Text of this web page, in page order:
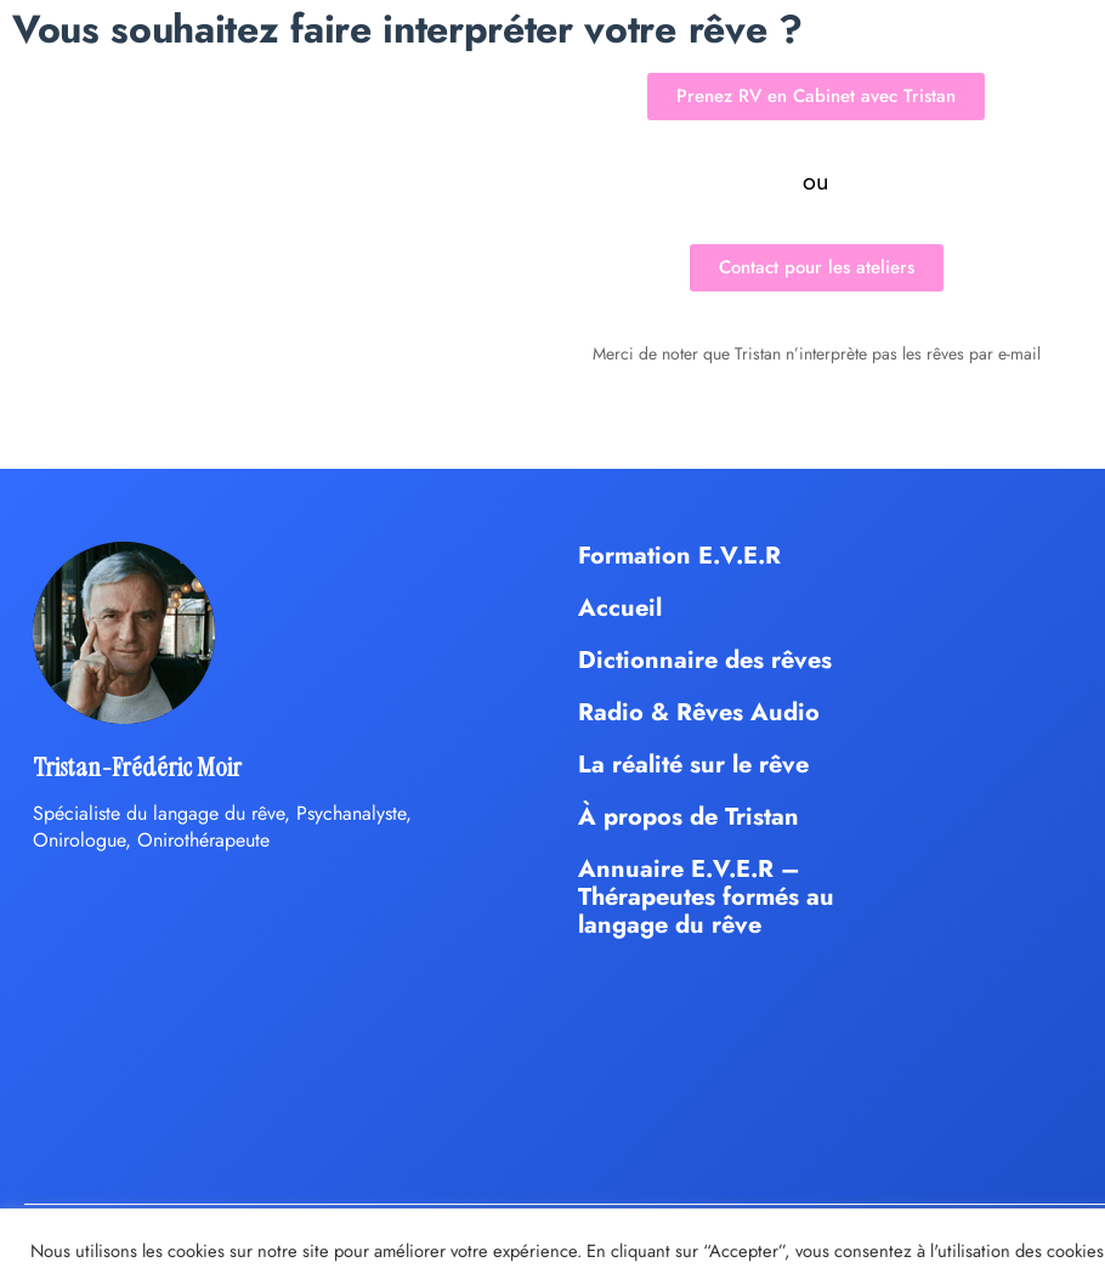
Vous souhaitez faire interpréter votre rêve ?
Prenez RV en Cabinet avec Tristan
ou
Contact pour les ateliers
Merci de noter que Tristan n’interprète pas les rêves par e-mail
Tristan-Frédéric Moir
Spécialiste du langage du rêve, Psychanalyste,
Onirologue, Onirothérapeute
Formation E.V.E.R
Accueil
Dictionnaire des rêves
Radio & Rêves Audio
La réalité sur le rêve
À propos de Tristan
Annuaire E.V.E.R –
Thérapeutes formés au
langage du rêve
© tristan-moir.fr |Share out- Création de sites internet
Nous utilisons les cookies sur notre site pour améliorer votre expérience. En cliquant sur “Accepter”, vous consentez à l'utilisation des cookies